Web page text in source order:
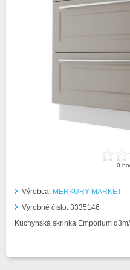
0
Výrobca: MERKURY MARKET
Výrobné číslo: 3335146
Kuchynská skrinka Emporium